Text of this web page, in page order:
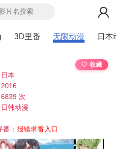
3D里番 无限动漫 日本
♡ 收藏
本
次
韩动漫
番：报错求番入口